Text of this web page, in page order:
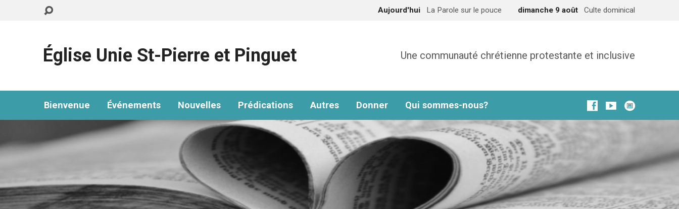
Aujourd'hui La Parole sur le pouce dimanche 9 août Culte dominical
Église Unie St-Pierre et Pinguet Une communauté chrétienne protestante et inclusive
Bienvenue Événements Nouvelles Prédications Autres Donner Qui sommes-nous?